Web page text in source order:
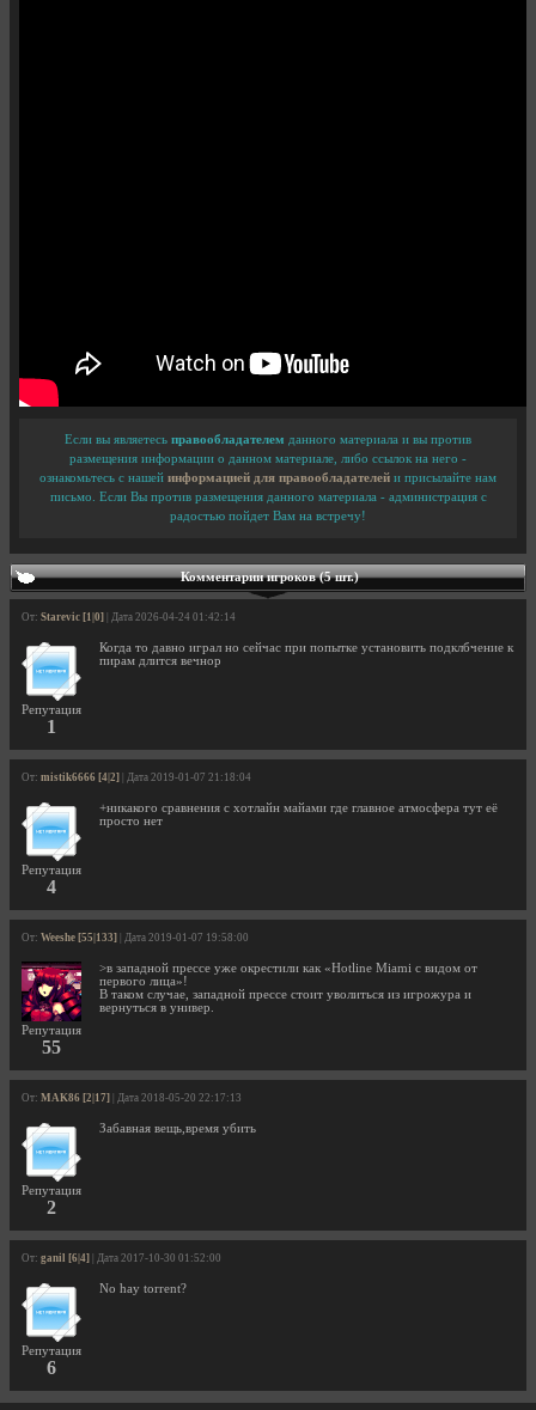
Если вы являетесь правообладателем данного материала и вы против
размещения информации о данном материале, либо ссылок на него -
ознакомьтесь с нашей информацией для правообладателей и присылайте нам
письмо. Если Вы против размещения данного материала - администрация с
радостью пойдет Вам на встречу!
Комментарии игроков (5 шт.)
От: Starevic [1|0] | Дата 2026-04-24 01:42:14
Репутация
1
Когда то давно играл но сейчас при попытке установить подклбчение к
пирам длится вечнор
От: mistik6666 [4|2] | Дата 2019-01-07 21:18:04
Репутация
4
+никакого сравнения с хотлайн майами где главное атмосфера тут её
просто нет
От: Weeshe [55|133] | Дата 2019-01-07 19:58:00
Репутация
55
>в западной прессе уже окрестили как «Hotline Miami с видом от
первого лица»!
В таком случае, западной прессе стоит уволиться из игрожура и
вернуться в универ.
От: MAK86 [2|17] | Дата 2018-05-20 22:17:13
Репутация
2
Забавная вещь,время убить
От: ganil [6|4] | Дата 2017-10-30 01:52:00
Репутация
6
No hay torrent?